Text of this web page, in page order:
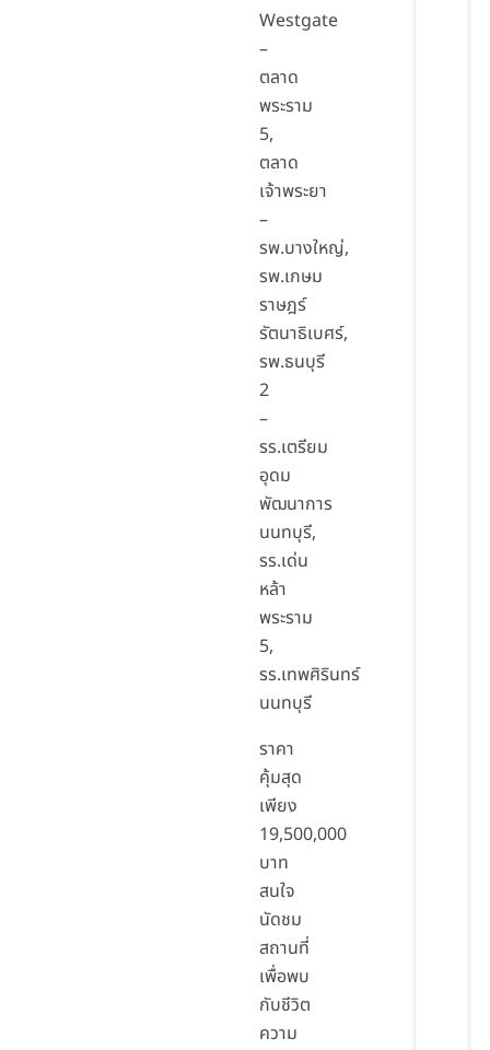
Westgate
–
ตลาด
พระราม
5,
ตลาด
เจ้าพระยา
–
รพ.บางใหญ่,
รพ.เกษม
ราษฎร์
รัตนาธิเบศร์,
รพ.ธนบุรี
2
–
รร.เตรียม
อุดม
พัฒนาการ
นนทบุรี,
รร.เด่น
หล้า
พระราม
5,
รร.เทพศิรินทร์
นนทบุรี
ราคา
คุ้มสุด
เพียง
19,500,000
บาท
สนใจ
นัดชม
สถานที่
เพื่อพบ
กับชีวิต
ความ